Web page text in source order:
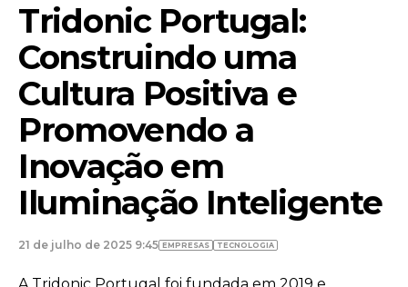
Tridonic Portugal:
Construindo uma
Cultura Positiva e
Promovendo a
Inovação em
Iluminação Inteligente
21 de julho de 2025 9:45 EMPRESAS TECNOLOGIA